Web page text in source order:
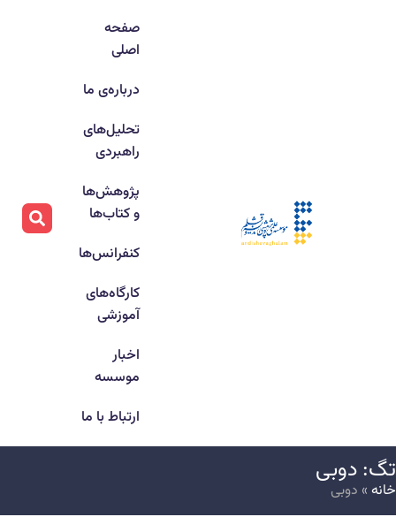
صفحه
اصلی
درباره‌ی ما
تحلیل‌های
راهبردی
پژوهش‌ها
و کتاب‌ها
کنفرانس‌ها
کارگاه‌های
آموزشی
اخبار
موسسه
ارتباط با ما
دوبی
» دوبی